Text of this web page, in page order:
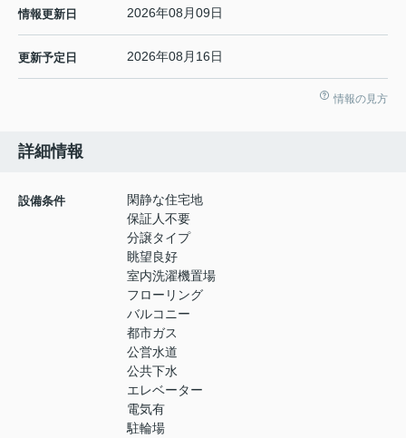
情報更新日 2026年08月09日
更新予定日 2026年08月16日
情報の見方
詳細情報
設備条件
閑静な住宅地
保証人不要
分譲タイプ
眺望良好
室内洗濯機置場
フローリング
バルコニー
都市ガス
公営水道
公共下水
エレベーター
電気有
駐輪場